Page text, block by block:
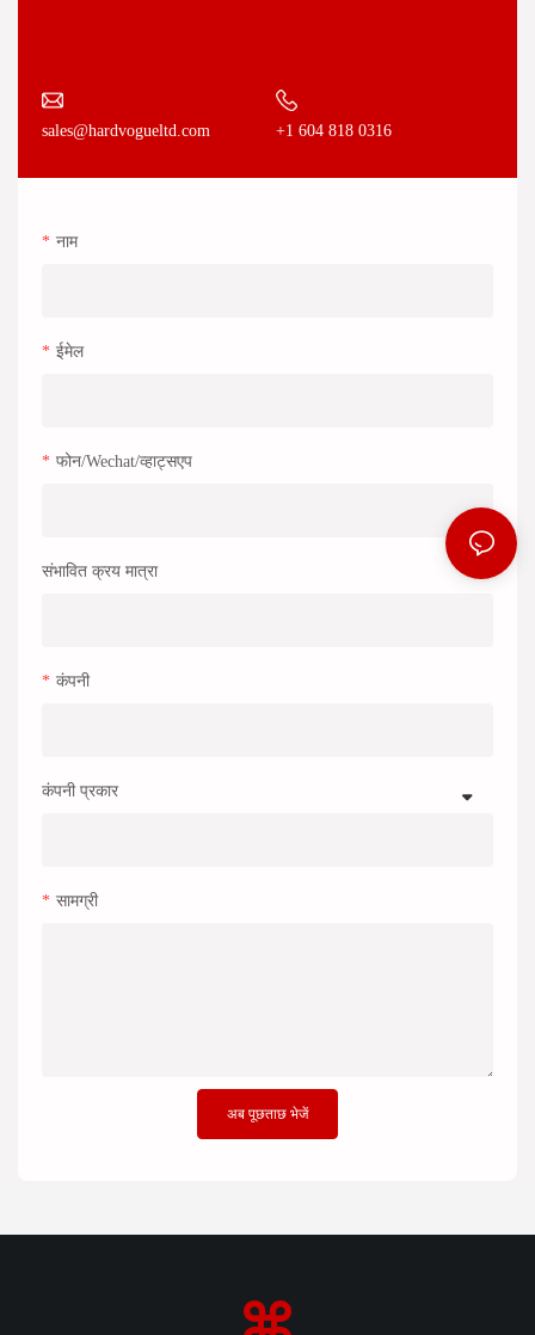
sales@hardvogueltd.com +1 604 818 0316
नाम
ईमेल
फोन/wechat/व्हाट्सएप
संभावित क्रय मात्रा
कंपनी
कंपनी प्रकार
सामग्री
अब पूछताछ भेजें